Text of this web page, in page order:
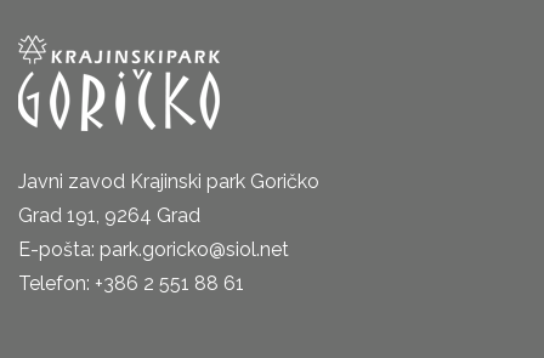
Javni zavod Krajinski park Goričko
Grad 191, 9264 Grad
E-pošta: park.goricko@siol.net
Telefon: +386 2 551 88 61